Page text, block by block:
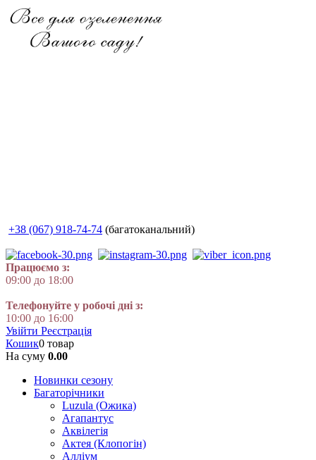
+38 (067) 918-74-74 (багатоканальний)
Працюємо з:
09:00 до 18:00
Телефонуйте у робочі дні з:
10:00 до 16:00
Увійти Реєстрація
Кошик0 товар
На суму 0.00
Новинки сезону
Багаторічники
Luzula (Ожика)
Агапантус
Аквілегія
Актея (Клопогін)
Алліум